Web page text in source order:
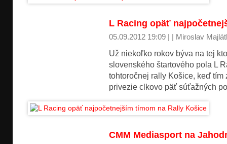
L Racing opäť
05.09.2012 19:09 | | Miroslav
Už niekoľko rokov býva na tej
slovenského štartového pola L
tohtoročnej rally Košice, keď
privezie clkovo päť súťažných
CMM Mediasport na